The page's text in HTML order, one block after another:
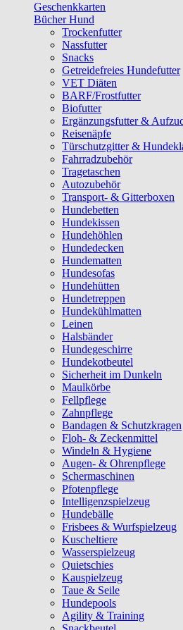
Geschenkkarten
Bücher Hund
Trockenfutter
Nassfutter
Snacks
Getreidefreies Hundefutter
VET Diäten
BARF/Frostfutter
Biofutter
Ergänzungsfutter &
Reisenäpfe
Türschutzgitter &
Fahrradzubehör
Tragetaschen
Autozubehör
Transport- & Gitterboxen
Hundebetten
Hundekissen
Hundehöhlen
Hundedecken
Hundematten
Hundesofas
Hundehütten
Hundetreppen
Hundekühlmatten
Leinen
Halsbänder
Hundegeschirre
Hundekotbeutel
Sicherheit im Dunkeln
Maulkörbe
Fellpflege
Zahnpflege
Bandagen & Schutzkragen
Floh- & Zeckenmittel
Windeln & Hygiene
Augen- & Ohrenpflege
Schermaschinen
Pfotenpflege
Intelligenzspielzeug
Hundebälle
Frisbees & Wurfspielzeug
Kuscheltiere
Wasserspielzeug
Quietschies
Kauspielzeug
Taue & Seile
Hundepools
Agility & Training